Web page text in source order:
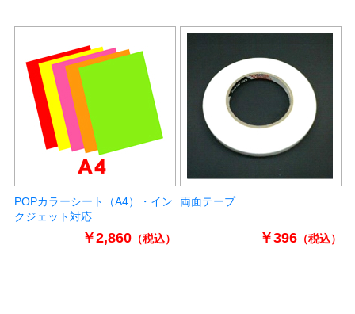
POPカラーシート（A4）・イン
クジェット対応
￥2,860（税込）
両面テープ
￥396（税込）